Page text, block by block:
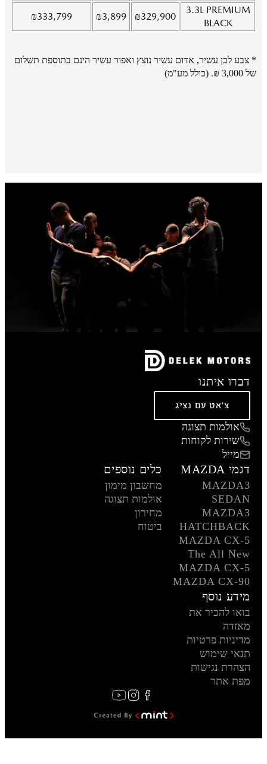
3.3L PREMIUM
BLACK
₪329,900
₪3,899
₪333,799
* צבע לבן עשיר, אדום עשיר נוצץ ואפור עשיר הינם בתוספת תשלום
של 3,000 ₪. (כולל מע"מ)
דברו איתנו
צ'אט עם נציג
אולמות תצוגה
שירות לקוחות
מייל
דגמי MAZDA
MAZDA3
SEDAN
MAZDA3
HATCHBACK
MAZDA CX-5
The All New
MAZDA CX-5
MAZDA CX-90
כלים נוספים
מחשבון מימון
אולמות תצוגה
מחירון
ביטוח
מידע נוסף
בואו להכיר את
מאזדה
מדיניות פרטיות
תנאי שימוש
הצהרת נגישות
מפת אתר